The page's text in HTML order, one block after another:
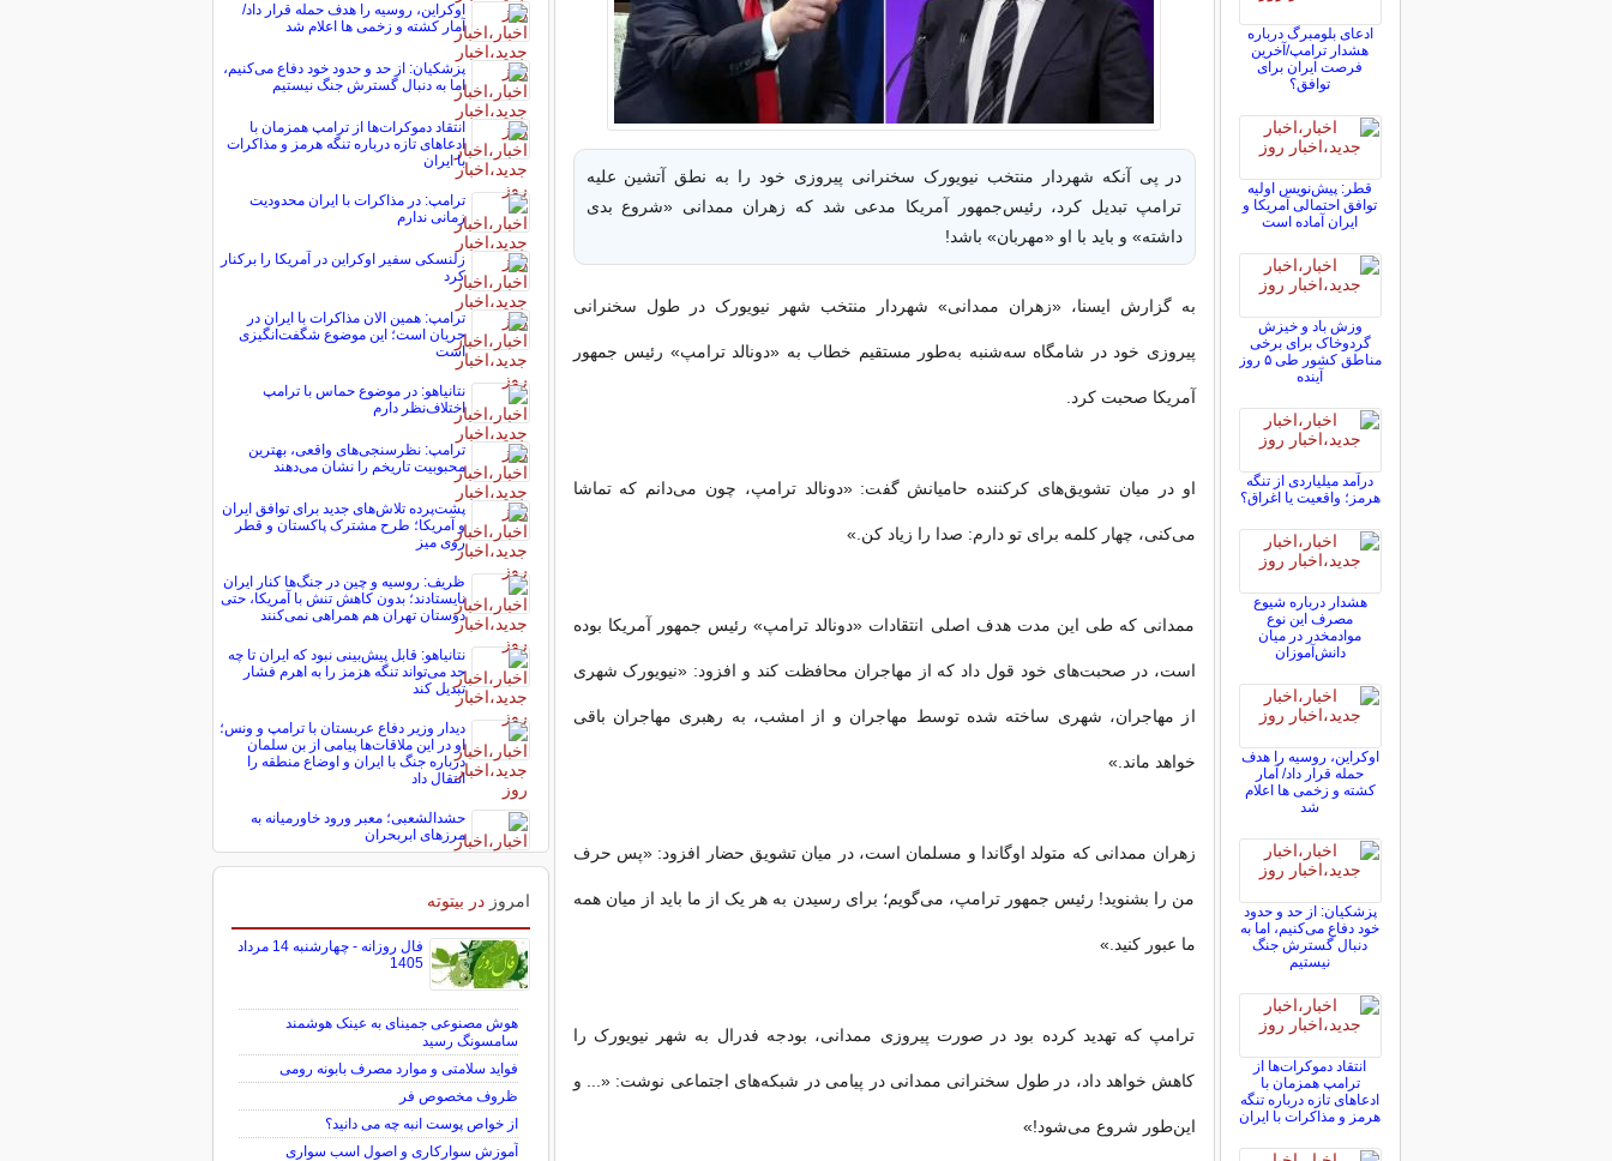
در پی آنکه شهردار منتخب نیویورک سخنرانی پیروزی خود را به نطق آتشین علیه
ترامپ تبدیل کرد، رئیس‌جمهور آمریکا مدعی شد که زهران ممدانی «شروع بدی
داشته» و باید با او «مهربان» باشد!
به گزارش ایسنا، «زهران ممدانی» شهردار منتخب شهر نیویورک در طول سخنرانی
پیروزی خود در شامگاه سه‌شنبه به‌طور مستقیم خطاب به «دونالد ترامپ» رئیس جمهور
آمریکا صحبت کرد.
او در میان تشویق‌های کرکننده حامیانش گفت: «دونالد ترامپ، چون می‌دانم که تماشا
می‌کنی، چهار کلمه برای تو دارم: صدا را زیاد کن.»
ممدانی که طی این مدت هدف اصلی انتقادات «دونالد ترامپ» رئیس جمهور آمریکا بوده
است، در صحبت‌های خود قول داد که از مهاجران محافظت کند و افزود: «نیویورک شهری
از مهاجران، شهری ساخته شده توسط مهاجران و از امشب، به رهبری مهاجران باقی
خواهد ماند.»
زهران ممدانی که متولد اوگاندا و مسلمان است، در میان تشویق حضار افزود: «پس حرف
من را بشنوید! رئیس جمهور ترامپ، می‌گویم؛ برای رسیدن به هر یک از ما باید از میان همه
ما عبور کنید.»
ترامپ که تهدید کرده بود در صورت پیروزی ممدانی، بودجه فدرال به شهر نیویورک را
کاهش خواهد داد، در طول سخنرانی ممدانی در پیامی در شبکه‌های اجتماعی نوشت: «... و
این‌طور شروع می‌شود!»
ادعای بلومبرگ درباره
هشدار ترامپ/آخرین
فرصت ایران برای
توافق؟
قطر: پیش‌نویس اولیه
توافق احتمالی آمریکا و
ایران آماده است
وزش باد و خیزش
گردوخاک برای برخی
مناطق کشور طی ۵ روز
آینده
درآمد میلیاردی از تنگه
هرمز؛ واقعیت یا اغراق؟
هشدار درباره شیوع
مصرف این نوع
موادمخدر در میان
دانش‌آموزان
اوکراین، روسیه را هدف
حمله قرار داد/ آمار
کشته و زخمی ها اعلام
شد
پزشکیان: از حد و حدود
خود دفاع می‌کنیم، اما به
دنبال گسترش جنگ
نیستیم
انتقاد دموکرات‌ها از
ترامپ همزمان با
ادعاهای تازه درباره تنگه
هرمز و مذاکرات با ایران
اوکراین، روسیه را هدف حمله قرار داد/
آمار کشته و زخمی ها اعلام شد
پزشکیان: از حد و حدود خود دفاع می‌کنیم،
اما به دنبال گسترش جنگ نیستیم
انتقاد دموکرات‌ها از ترامپ همزمان با
ادعاهای تازه درباره تنگه هرمز و مذاکرات
با ایران
ترامپ: در مذاکرات با ایران محدودیت
زمانی ندارم
زلنسکی سفیر اوکراین در آمریکا را برکنار
کرد
ترامپ: همین الان مذاکرات با ایران در
جریان است؛ این موضوع شگفت‌انگیزی
است
نتانیاهو: در موضوع حماس با ترامپ
اختلاف‌نظر دارم
ترامپ: نظرسنجی‌های واقعی، بهترین
محبوبیت تاریخم را نشان می‌دهند
پشت‌پرده تلاش‌های جدید برای توافق ایران
و آمریکا؛ طرح مشترک پاکستان و قطر
روی میز
ظریف: روسیه و چین در جنگ‌ها کنار ایران
نایستادند؛ بدون کاهش تنش با آمریکا، حتی
دوستان تهران هم همراهی نمی‌کنند
نتانیاهو: قابل پیش‌بینی نبود که ایران تا چه
حد می‌تواند تنگه هزمز را به اهرم فشار
تبدیل کند
دیدار وزیر دفاع عربستان با ترامپ و ونس؛
او در این ملاقات‌ها پیامی از بن سلمان
درباره جنگ با ایران و اوضاع منطقه را
انتقال داد
حشدالشعبی؛ معبر ورود خاورمیانه به
مرزهای ابربحران
امروز در بیتوته
فال روزانه - چهارشنبه 14 مرداد
1405
هوش مصنوعی جمینای به عینک هوشمند
سامسونگ رسید
فواید سلامتی و موارد مصرف بابونه رومی
ظروف مخصوص فر
از خواص پوست انبه چه می دانید؟
آموزش سوارکاری و اصول اسب سواری